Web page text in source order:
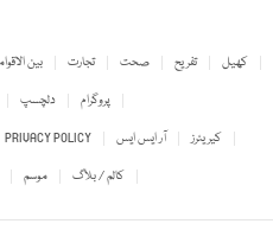
بین تجارت صحت تفریح
کھیل
دلچسپ
پروگرام
PRIVACY POLICY آر ایس ایس
کیریئرز
موسم کالم / بلاگ